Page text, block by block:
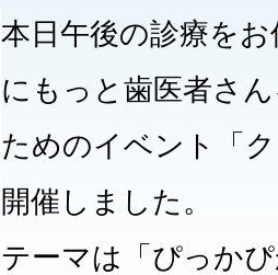
本日午後の診療を
にもっと歯医者さ
ためのイベント「
開催しました。
テーマは「ぴっか